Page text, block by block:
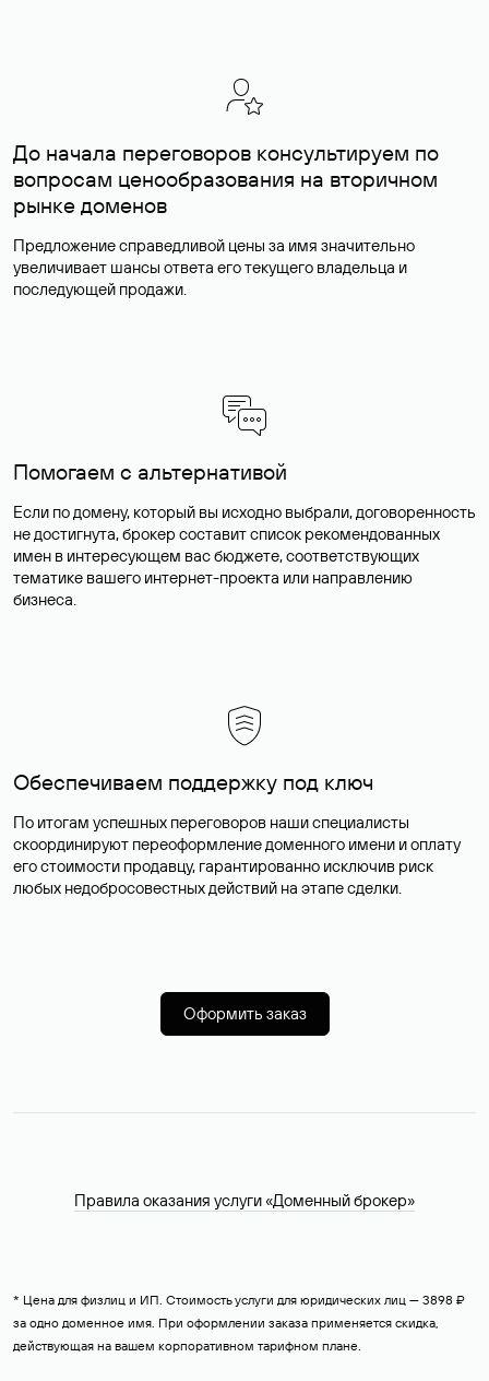
До начала переговоров консультируем по
вопросам ценообразования на вторичном
рынке доменов
Предложение справедливой цены за имя значительно
увеличивает шансы ответа его текущего владельца и
последующей продажи.
Помогаем с альтернативой
Если по домену, который вы исходно выбрали, договоренность
не достигнута, брокер составит список рекомендованных
имен в интересующем вас бюджете, соответствующих
тематике вашего интернет-проекта или направлению
бизнеса.
Обеспечиваем поддержку под ключ
По итогам успешных переговоров наши специалисты
скоординируют переоформление доменного имени и оплату
его стоимости продавцу, гарантированно исключив риск
любых недобросовестных действий на этапе сделки.
Оформить заказ
Правила оказания услуги «Доменный брокер»
* Цена для физлиц и ИП. Стоимость услуги для юридических лиц — 3898 ₽
за одно доменное имя. При оформлении заказа применяется скидка,
действующая на вашем корпоративном тарифном плане.